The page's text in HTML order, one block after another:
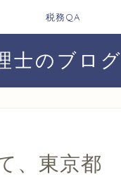
税務QA
士のブログ
、東京都